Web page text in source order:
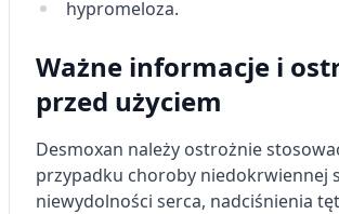
hypromeloza.
Ważne informacje i
przed użyciem
Desmoxan należy ostrożnie
przypadku choroby niedokrwiennej
niewydolności serca, nadciśnienia